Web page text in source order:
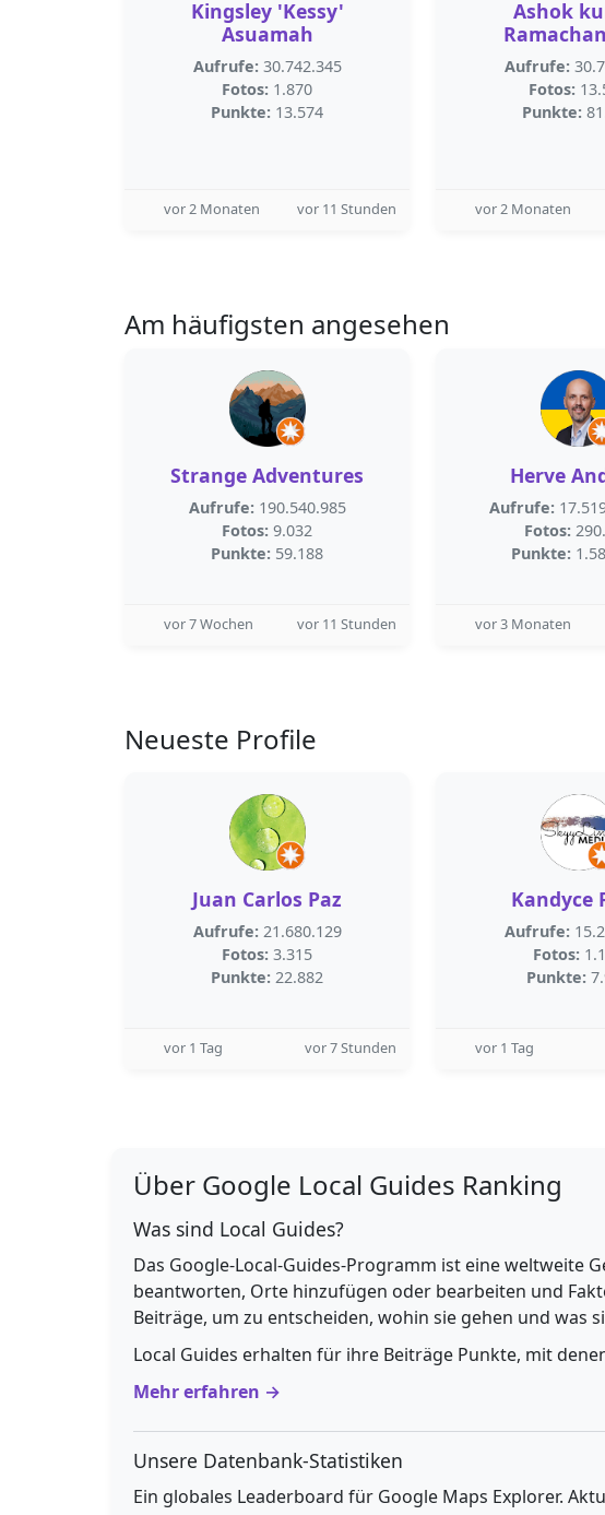
Kingsley 'Kessy'
Asuamah
Aufrufe: 30.742.345
Fotos: 1.870
Punkte: 13.574
vor 2 Monaten vor 11 Stunden
Ashok
Aufrufe:
Fotos:
Punkte:
vor 2 Monaten
Am häufigsten angesehen
Strange Adventures
Aufrufe: 190.540.985
Fotos: 9.032
Punkte: 59.188
vor 7 Wochen vor 11 Stunden
Herve
Aufrufe:
Fotos:
Punkte:
vor 3 Monaten
Neueste Profile
Juan Carlos Paz
Aufrufe: 21.680.129
Fotos: 3.315
Punkte: 22.882
vor 1 Tag vor 7 Stunden
Kandyce
Aufrufe:
Fotos:
Punkte:
vor 1 Tag
Über Google Local Guides Ranking
Was sind Local Guides?
Das Google-Local-Guides-Programm ist eine weltweite
beantworten, Orte hinzufügen oder bearbeiten und
Beiträge, um zu entscheiden, wohin sie gehen und was
Local Guides erhalten für ihre Beiträge Punkte, mit
Mehr erfahren →
Unsere Datenbank-Statistiken
Ein globales Leaderboard für Google Maps Explorer.